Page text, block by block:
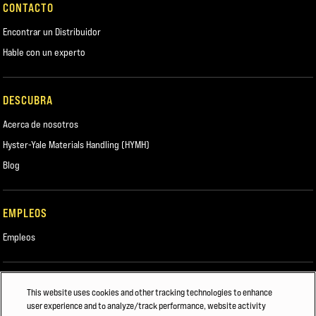
CONTACTO
Encontrar un Distribuidor
Hable con un experto
DESCUBRA
Acerca de nosotros
Hyster-Yale Materials Handling (HYMH)
Blog
EMPLEOS
Empleos
Construcción
This website uses cookies and other tracking technologies to enhance
user experience and to analyze/track performance, website activity